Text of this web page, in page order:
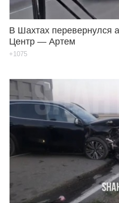
В Шахтах перевернулся
Центр — Артем
+1075